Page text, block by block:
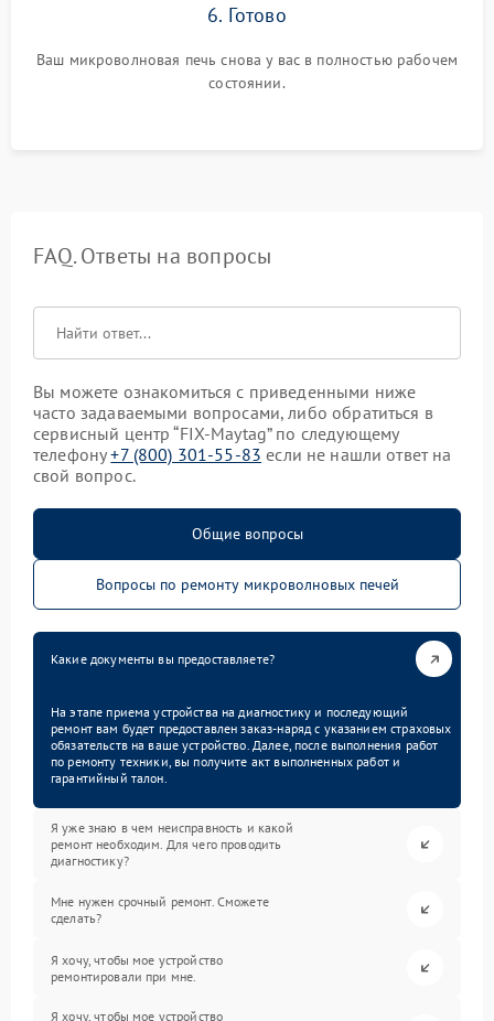
6. Готово
Ваш микроволновая печь снова у вас в полностью рабочем
состоянии.
FAQ. Ответы на вопросы
Вы можете ознакомиться с приведенными ниже
часто задаваемыми вопросами, либо обратиться в
сервисный центр “FIX-Maytag” по следующему
телефону+7 (800) 301-55-83 если не нашли ответ на
свой вопрос.
Общие вопросы
Вопросы по ремонту микроволновых печей
Какие документы вы предоставляете?
На этапе приема устройства на диагностику и последующий
ремонт вам будет предоставлен заказ-наряд с указанием страховых
обязательств на ваше устройство. Далее, после выполнения работ
по ремонту техники, вы получите акт выполненных работ и
гарантийный талон.
Я уже знаю в чем неисправность и какой
ремонт необходим. Для чего проводить
диагностику?
Мне нужен срочный ремонт. Сможете
сделать?
Я хочу, чтобы мое устройство
ремонтировали при мне.
Я хочу, чтобы мое устройство